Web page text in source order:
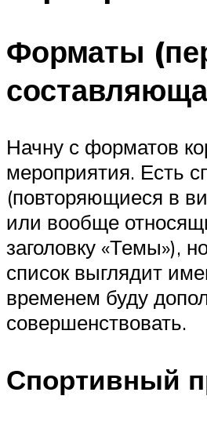
Форматы
Начну с форматов
мероприятия. Есть
(повторяющиеся в
или вообще
заголовку «Темы»),
список выглядит
временем буду
совершенствовать.
Спортивный